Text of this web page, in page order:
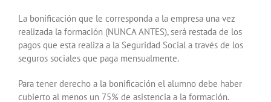
La bonificación que le corresponda a la empresa una vez
realizada la formación (NUNCA ANTES), será restada de los
pagos que esta realiza a la Seguridad Social a través de los
seguros sociales que paga mensualmente.
Para tener derecho a la bonificación el alumno debe haber
cubierto al menos un 75% de asistencia a la formación.